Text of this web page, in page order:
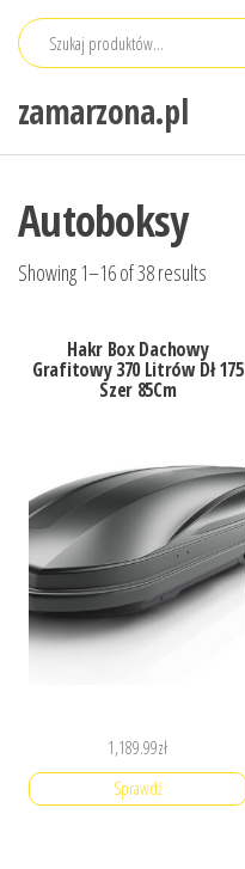
Przejdź
zamarzona.pl
Autoboksy
Showing 1–16 of 38 results
Hakr Box Dachowy
Grafitowy 370 Litrów Dł 175
Szer 85Cm
1,189.99zł
Sprawdź